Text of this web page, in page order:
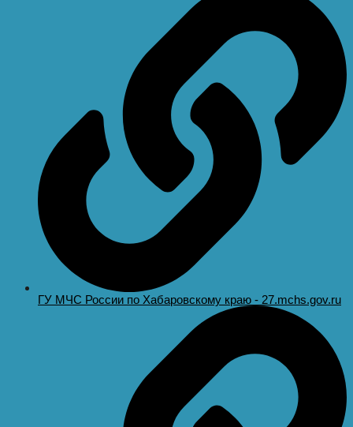
ГУ МЧС России по Хабаровскому краю - 27.mchs.gov.ru